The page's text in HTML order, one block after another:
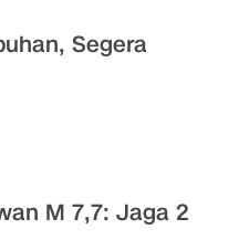
Segera
M 7,7: Jaga 2